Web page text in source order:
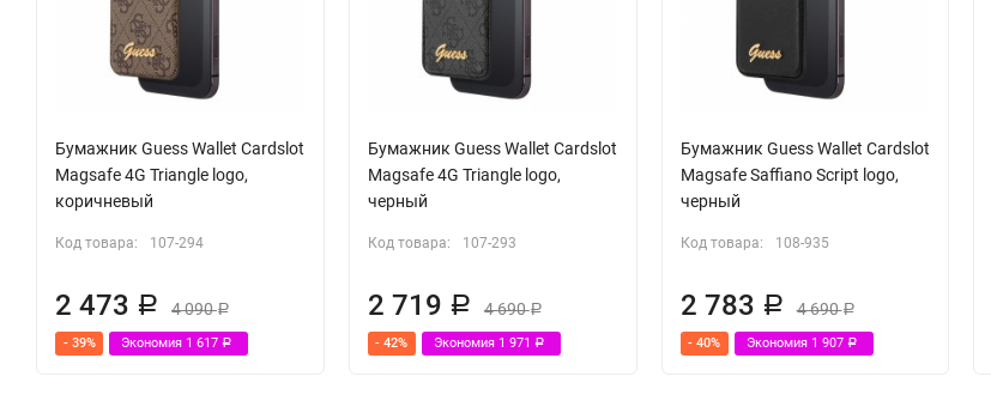
Бумажник Guess Wallet Cardslot
Magsafe 4G Triangle logo,
коричневый
Код товара: 107-294
2 473 Р 4 090Р
- 39% Экономия 1 617 Р
Бумажник Guess Wallet Cardslot
Magsafe 4G Triangle logo,
черный
Код товара: 107-293
2 719 Р 4 690Р
- 42% Экономия 1 971 Р
Бумажник Guess Wallet Cardslot
Magsafe Saffiano Script logo,
черный
Код товара: 108-935
2 783 Р 4 690Р
- 40% Экономия 1 907 Р